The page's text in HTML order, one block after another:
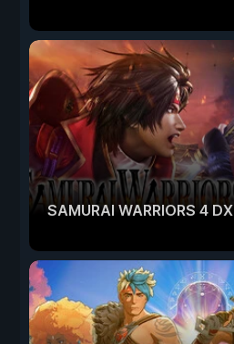
SAMURAI WARRIORS 4 DX